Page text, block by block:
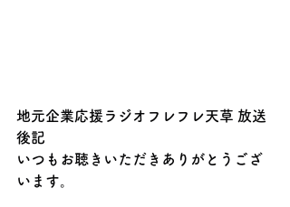
地元企業応援ラジオフレフレ天草 放送
後記
いつもお聴きいただきありがとうござ
います。